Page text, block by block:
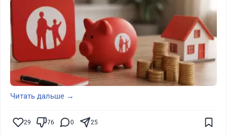
Читать дальше →
29 76 0 25